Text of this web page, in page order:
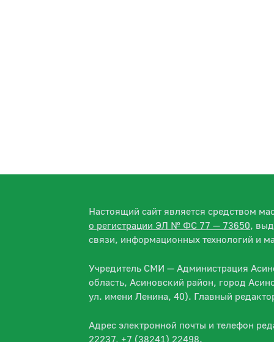
Настоящий сайт является средством
о регистрации ЭЛ № ФС 77 — 73650,
связи, информационных технологий и
Учредитель СМИ — Администрация
область, Асиновский район, город
ул. имени Ленина, 40). Главный
Адрес электронной почты и телефон
22237, +7 (38241) 22498.